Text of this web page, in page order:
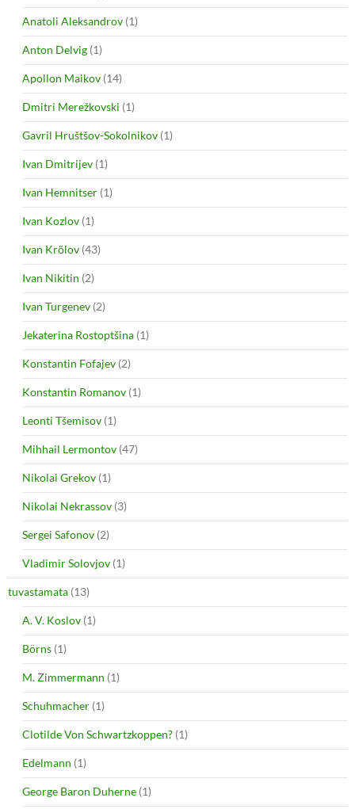
Anatoli Aleksandrov (1)
Anton Delvig (1)
Apollon Maikov (14)
Dmitri Merežkovski (1)
Gavril Hruštšov-Sokolnikov (1)
Ivan Dmitrijev (1)
Ivan Hemnitser (1)
Ivan Kozlov (1)
Ivan Krõlov (43)
Ivan Nikitin (2)
Ivan Turgenev (2)
Jekaterina Rostoptšina (1)
Konstantin Fofajev (2)
Konstantin Romanov (1)
Leonti Tšemisov (1)
Mihhail Lermontov (47)
Nikolai Grekov (1)
Nikolai Nekrassov (3)
Sergei Safonov (2)
Vladimir Solovjov (1)
tuvastamata (13)
A. V. Koslov (1)
Börns (1)
M. Zimmermann (1)
Schuhmacher (1)
Clotilde Von Schwartzkoppen? (1)
Edelmann (1)
George Baron Duherne (1)